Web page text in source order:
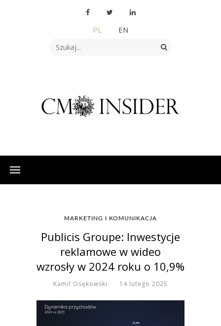
PL EN
MARKETING I KOMUNIKACJA
Publicis Groupe: Inwestycje
reklamowe w wideo
wzrosły w 2024 roku o 10,9%
Kamil Osękowski 14 lutego 2025